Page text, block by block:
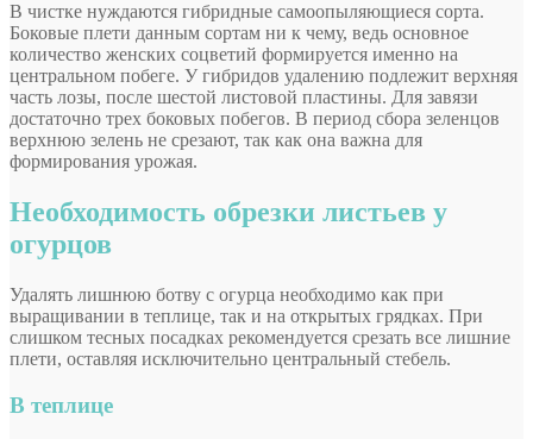
В чистке нуждаются гибридные самоопыляющиеся сорта.
Боковые плети данным сортам ни к чему, ведь основное
количество женских соцветий формируется именно на
центральном побеге. У гибридов удалению подлежит верхняя
часть лозы, после шестой листовой пластины. Для завязи
достаточно трех боковых побегов. В период сбора зеленцов
верхнюю зелень не срезают, так как она важна для
формирования урожая.
Необходимость обрезки листьев у
огурцов
Удалять лишнюю ботву с огурца необходимо как при
выращивании в теплице, так и на открытых грядках. При
слишком тесных посадках рекомендуется срезать все лишние
плети, оставляя исключительно центральный стебель.
В теплице